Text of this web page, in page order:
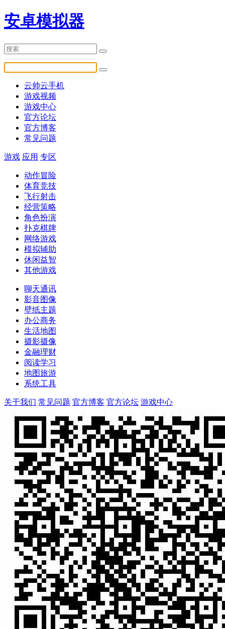
安卓模拟器
云帅云手机
游戏视频
游戏中心
官方论坛
官方博客
常见问题
游戏 应用 专区
动作冒险
体育竞技
飞行射击
经营策略
角色扮演
扑克棋牌
网络游戏
模拟辅助
休闲益智
其他游戏
聊天通讯
影音图像
壁纸主题
办公商务
生活地图
摄影摄像
金融理财
阅读学习
地图旅游
系统工具
关于我们 常见问题 官方博客 官方论坛 游戏中心